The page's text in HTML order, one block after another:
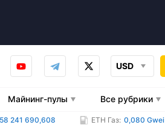
USD
Майнинг-пулы Все рубрики
241 690,608 ETH Газ: 0,080 Gwei